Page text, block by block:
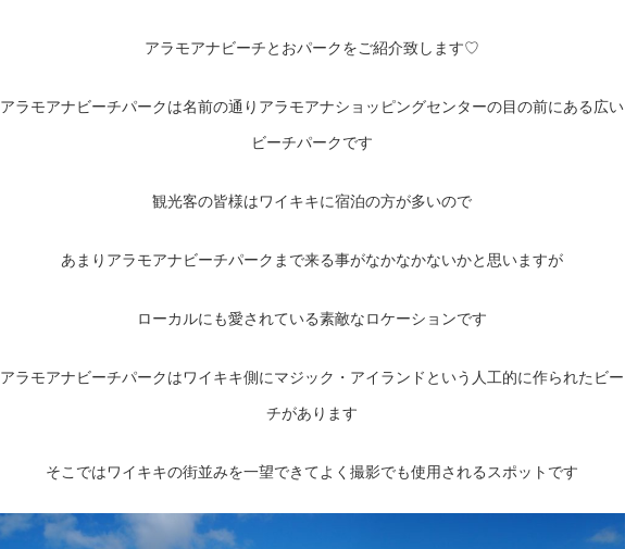
アラモアナビーチとおパークをご紹介致します♡
アラモアナビーチパークは名前の通りアラモアナショッピングセンターの目の前にある広い
ビーチパークです
観光客の皆様はワイキキに宿泊の方が多いので
あまりアラモアナビーチパークまで来る事がなかなかないかと思いますが
ローカルにも愛されている素敵なロケーションです
アラモアナビーチパークはワイキキ側にマジック・アイランドという人工的に作られたビー
チがあります
そこではワイキキの街並みを一望できてよく撮影でも使用されるスポットです